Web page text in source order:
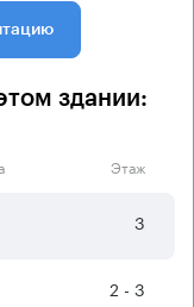
здании:
Этаж
3
2 - 3